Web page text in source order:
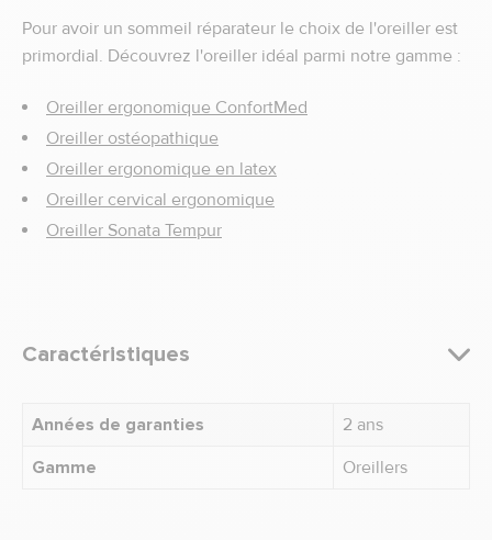
Caractéristiques
Années de garanties
2 ans
Gamme
Oreillers
Pour avoir un sommeil réparateur le choix de l'oreiller est
primordial. Découvrez l'oreiller idéal parmi notre gamme :
Oreiller ergonomique ConfortMed
Oreiller ostéopathique
Oreiller ergonomique en latex
Oreiller cervical ergonomique
Oreiller Sonata Tempur